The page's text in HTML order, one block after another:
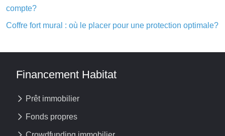
compte?
Coffre fort mural : où le placer pour une protection optimale?
Financement Habitat
Prêt immobilier
Fonds propres